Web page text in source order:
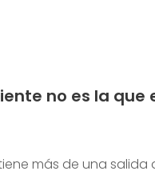
no es la que
más de una salida